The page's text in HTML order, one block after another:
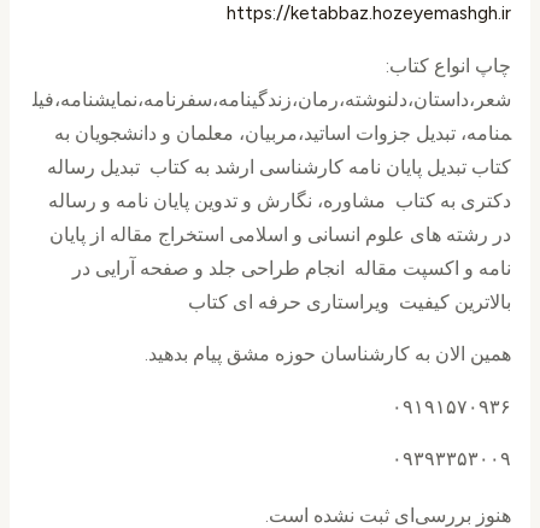
https://ketabbaz.hozeyemashgh.ir
چاپ انواع کتاب:
شعر،داستان،دلنوشته،رمان،زندگینامه،سفرنامه،نمايشنامه،فیل
منامه، تبدیل جزوات اساتید،مربیان، معلمان و دانشجویان به
کتاب تبدیل پایان نامه کارشناسی ارشد به کتاب تبدیل رساله
دکتری به کتاب مشاوره، نگارش و تدوین پایان نامه و رساله
در رشته های علوم انسانی و اسلامی استخراج مقاله از پایان
نامه و اکسپت مقاله انجام طراحی جلد و صفحه آرایی در
بالاترین کیفیت ویراستاری حرفه ای کتاب
همین الان به کارشناسان حوزه مشق پیام بدهید.
۰۹۱۹۱۵۷۰۹۳۶
۰۹۳۹۳۳۵۳۰۰۹
هنوز بررسی‌ای ثبت نشده است.